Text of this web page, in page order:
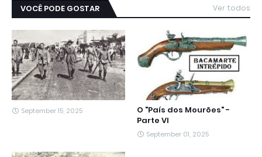
VOCÊ PODE GOSTAR Ver todos
September 15, 2025
O "País dos Mourões" -
Parte VI
September 01, 2025